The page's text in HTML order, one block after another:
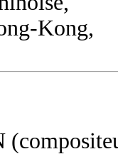
Kong,